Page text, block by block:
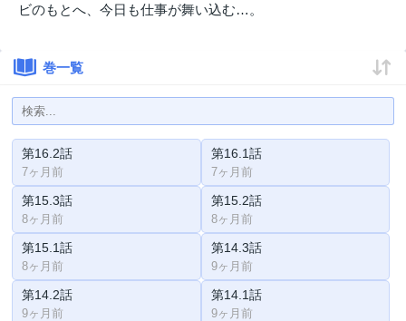
ビのもとへ、今日も仕事が舞い込む…。
巻一覧
第16.2話
7ヶ月前
第16.1話
7ヶ月前
第15.3話
8ヶ月前
第15.2話
8ヶ月前
第15.1話
8ヶ月前
第14.3話
9ヶ月前
第14.2話
9ヶ月前
第14.1話
9ヶ月前